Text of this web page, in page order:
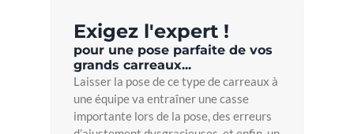
Exigez l'expert !
pour une pose parfaite de vos
grands carreaux...
Laisser la pose de ce type de carreaux à
une équipe va entraîner une casse
importante lors de la pose, des erreurs